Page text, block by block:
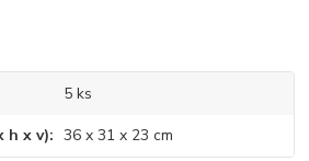
5 ks
h x v) 36 x 31 x 23 cm